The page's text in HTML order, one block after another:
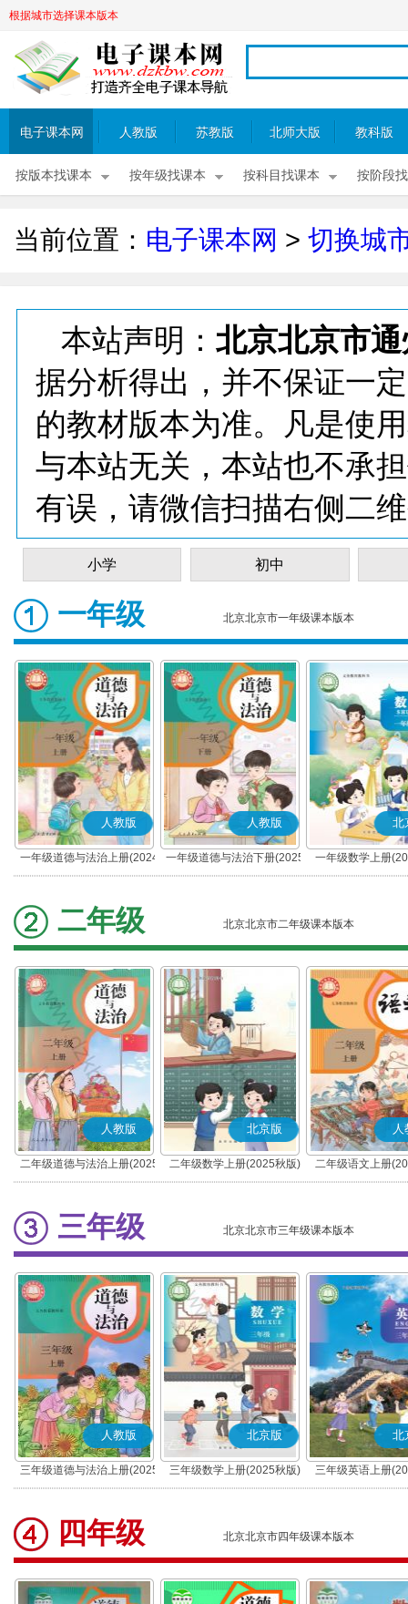
根据城市选择课本版本
电子课本网 人教版 苏教版 北师大版 教科版
按版本找课本 按年级找课本 按科目找课本 按阶段
当前位置： 电子课本网 > 切换城
本站声明： 北京北京市
据分析得出，并不保证一
的教材版本为准。凡是使
与本站无关，本站也不承
有误，请微信扫描右侧二
小学 初中
一年级 北京北京市一年级课本版本
人教版
一年级道德与法治上册(2024
秋版)(部编版)
人教版
一年级道德与法治下册(2025
春版)(部编版)
北
一年级数学上册
二年级 北京北京市二年级课本版本
人教版
二年级道德与法治上册(2025
秋版)(部编版)
北京版
二年级数学上册(2025秋版)
人
二年级语文上册
(部编版)
三年级 北京北京市三年级课本版本
人教版
三年级道德与法治上册(2025
秋版)(部编版)
北京版
三年级数学上册(2025秋版)
北
三年级英语上册
四年级 北京北京市四年级课本版本